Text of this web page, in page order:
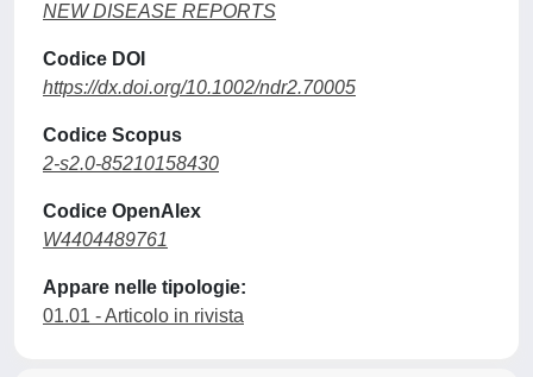
NEW DISEASE REPORTS
Codice DOI
https://dx.doi.org/10.1002/ndr2.70005
Codice Scopus
2-s2.0-85210158430
Codice OpenAlex
W4404489761
Appare nelle tipologie:
01.01 - Articolo in rivista